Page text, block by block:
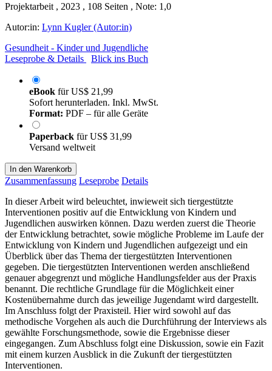
Projektarbeit , 2023 , 108 Seiten , Note: 1,0
Autor:in: Lynn Kugler (Autor:in)
Gesundheit - Kinder und Jugendliche
Leseprobe & Details
Blick ins Buch
eBook fürUS$ 21,99
Sofort herunterladen. Inkl. MwSt.
Format: PDF – für alle Geräte
Paperback fürUS$ 31,99
Versand weltweit
In den Warenkorb
Zusammenfassung Leseprobe Details
In dieser Arbeit wird beleuchtet, inwieweit sich tiergestützte
Interventionen positiv auf die Entwicklung von Kindern und
Jugendlichen auswirken können. Dazu werden zuerst die Theorie
der Entwicklung betrachtet, sowie mögliche Probleme im Laufe der
Entwicklung von Kindern und Jugendlichen aufgezeigt und ein
Überblick über das Thema der tiergestützten Interventionen
gegeben. Die tiergestützten Interventionen werden anschließend
genauer abgegrenzt und mögliche Handlungsfelder aus der Praxis
benannt. Die rechtliche Grundlage für die Möglichkeit einer
Kostenübernahme durch das jeweilige Jugendamt wird dargestellt.
Im Anschluss folgt der Praxisteil. Hier wird sowohl auf das
methodische Vorgehen als auch die Durchführung der Interviews als
gewählte Forschungsmethode, sowie die Ergebnisse dieser
eingegangen. Zum Abschluss folgt eine Diskussion, sowie ein Fazit
mit einem kurzen Ausblick in die Zukunft der tiergestützten
Interventionen.